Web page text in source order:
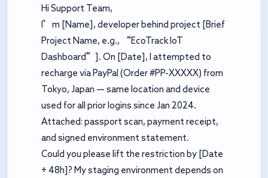
Hi Support Team,
I’m [Name], developer behind project [Brief
Project Name, e.g., “EcoTrack IoT
Dashboard”]. On [Date], I attempted to
recharge via PayPal (Order #PP-XXXXX) from
Tokyo, Japan — same location and device
used for all prior logins since Jan 2024.
Attached: passport scan, payment receipt,
and signed environment statement.
Could you please lift the restriction by [Date
+ 48h]? My staging environment depends on